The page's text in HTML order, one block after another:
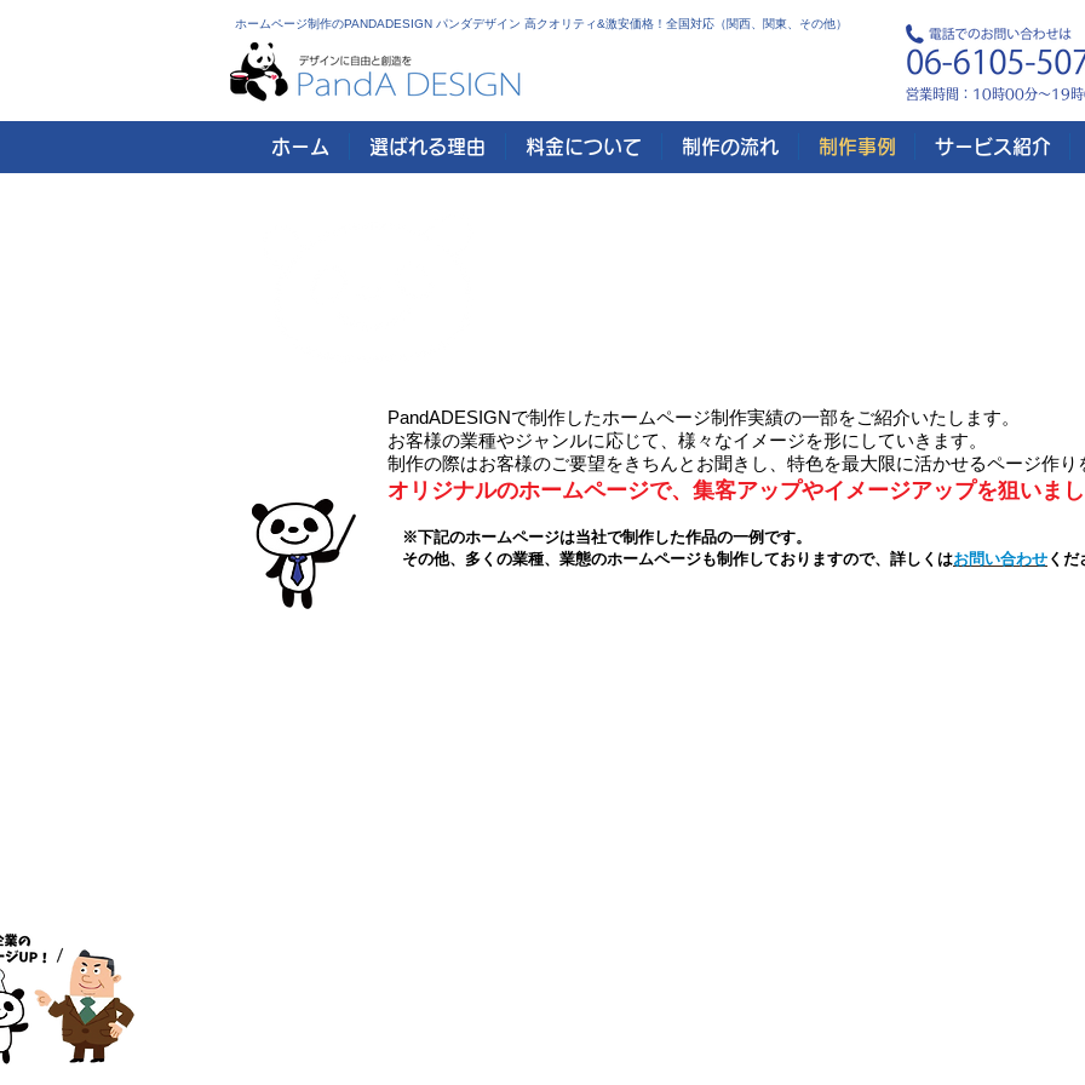
ホームページ制作のPANDADESIGN パンダデザイン 高クオリティ&激安価格！全国対応（関西、関東、その他）
営業時間：10時00分～19
ホーム 選ばれる理由 料金について 制作の流れ 制作事例 サービス紹介
PandADESIGNで制作したホームページ制作実績の一部をご紹介いたします。
お客様の業種やジャンルに応じて、様々なイメージを形にしていきます。
制作の際はお客様のご要望をきちんとお聞きし、特色を最大限に活かせるページ作り
オリジナルのホームページで、集客アップやイメージアップを狙いま
※下記のホームページは当社で制作した作品の一例です。
その他、多くの業種、業態のホームページも制作しておりますので、詳しくはお問い合わせ くだ